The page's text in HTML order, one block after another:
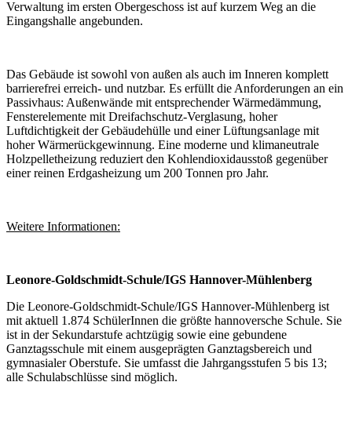
Verwaltung im ersten Obergeschoss ist auf kurzem Weg an die
Eingangshalle angebunden.
Das Gebäude ist sowohl von außen als auch im Inneren komplett
barrierefrei erreich- und nutzbar. Es erfüllt die Anforderungen an ein
Passivhaus: Außenwände mit entsprechender Wärmedämmung,
Fensterelemente mit Dreifachschutz-Verglasung, hoher
Luftdichtigkeit der Gebäudehülle und einer Lüftungsanlage mit
hoher Wärmerückgewinnung. Eine moderne und klimaneutrale
Holzpelletheizung reduziert den Kohlendioxidausstoß gegenüber
einer reinen Erdgasheizung um 200 Tonnen pro Jahr.
Weitere Informationen:
Leonore-Goldschmidt-Schule/IGS Hannover-Mühlenberg
Die Leonore-Goldschmidt-Schule/IGS Hannover-Mühlenberg ist
mit aktuell 1.874 SchülerInnen die größte hannoversche Schule. Sie
ist in der Sekundarstufe achtzügig sowie eine gebundene
Ganztagsschule mit einem ausgeprägten Ganztagsbereich und
gymnasialer Oberstufe. Sie umfasst die Jahrgangsstufen 5 bis 13;
alle Schulabschlüsse sind möglich.